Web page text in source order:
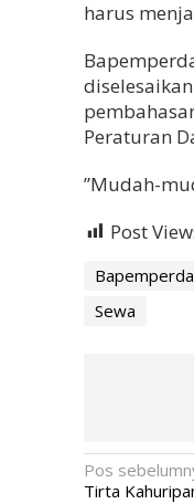
harus
Peraturan
​”Mudah-
Post
Bapemperda
Sewa
N
Pos
Tirta